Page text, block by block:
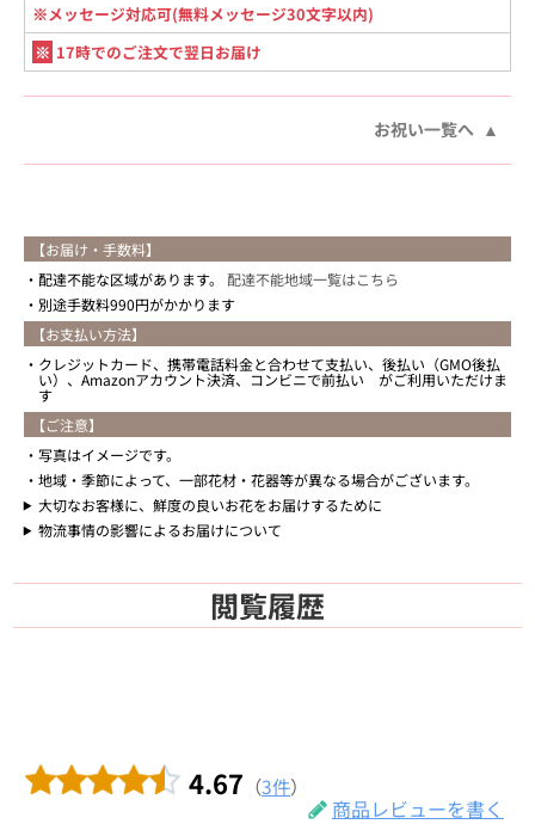
※メッセージ対応可(無料メッセージ30文字以内)
※ 17時でのご注文で翌日お届け
お祝い一覧へ
【お届け・手数料】
配達不能な区域があります。 配達不能地域一覧はこちら
別途手数料990円がかかります
【お支払い方法】
クレジットカード、携帯電話料金と合わせて支払い、後払い（GMO後払
い）、Amazonアカウント決済、コンビニで前払い がご利用いただけま
す
【ご注意】
写真はイメージです。
地域・季節によって、一部花材・花器等が異なる場合がございます。
大切なお客様に、鮮度の良いお花をお届けするために
物流事情の影響によるお届けについて
閲覧履歴
4.67 （3件）
商品レビューを書く